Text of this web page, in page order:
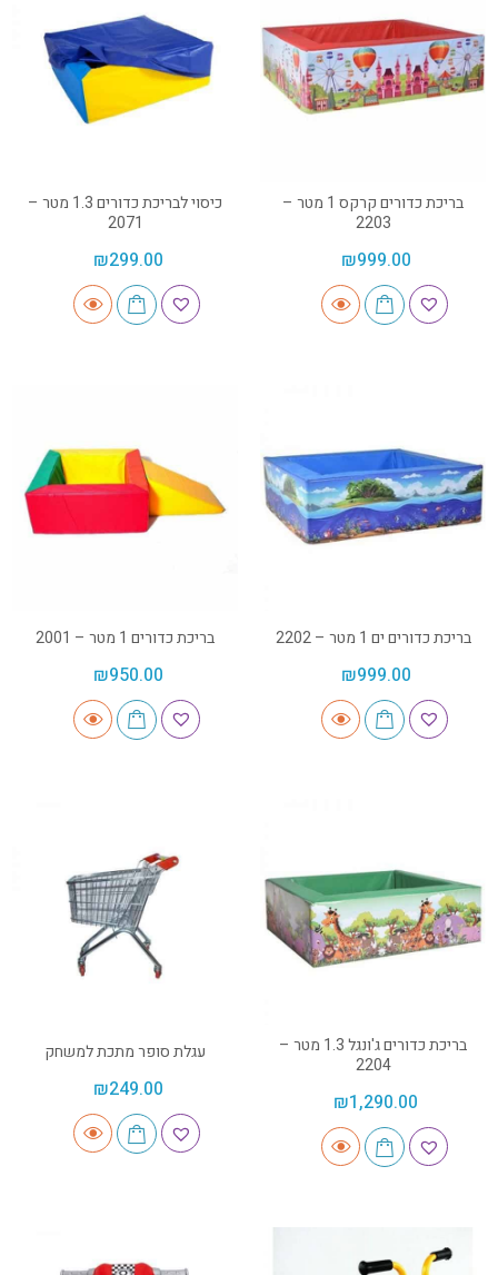
בריכת כדורים קרקס 1 מטר –
2203
₪999.00
כיסוי לבריכת כדורים 1.3 מטר –
2071
₪299.00
בריכת כדורים ים 1 מטר – 2202
₪999.00
בריכת כדורים 1 מטר – 2001
₪950.00
בריכת כדורים ג'ונגל 1.3 מטר –
2204
₪1,290.00
עגלת סופר מתכת למשחק
₪249.00